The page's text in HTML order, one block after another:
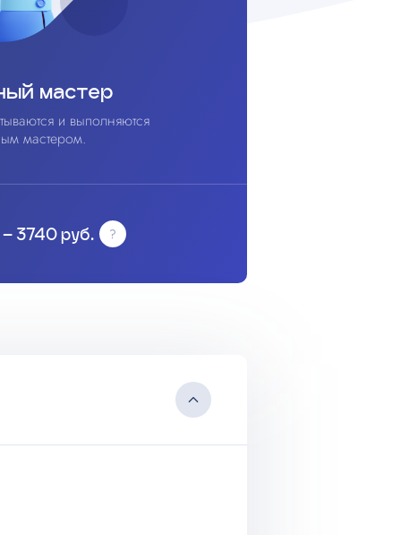
мастер
и выполняются
мастером.
3740 руб.